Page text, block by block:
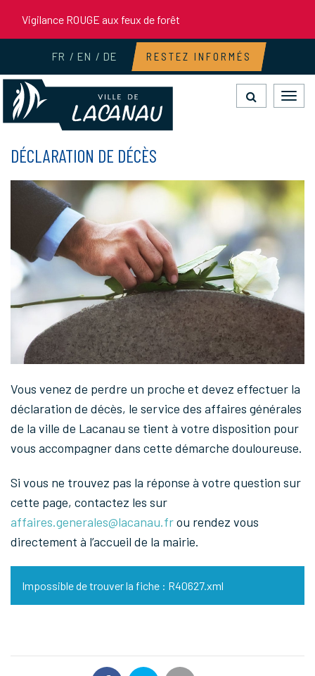
Vigilance ROUGE aux feux de forêt
FR EN DE RESTEZ INFORMÉS
DÉCLARATION DE DÉCÈS
Vous venez de perdre un proche et devez effectuer la
déclaration de décès, le service des affaires générales
de la ville de Lacanau se tient à votre disposition pour
vous accompagner dans cette démarche douloureuse.
Si vous ne trouvez pas la réponse à votre question sur
cette page, contactez les sur
affaires.generales@lacanau.frou rendez vous
directement à l’accueil de la mairie.
Impossible de trouver la fiche : R40627.xml